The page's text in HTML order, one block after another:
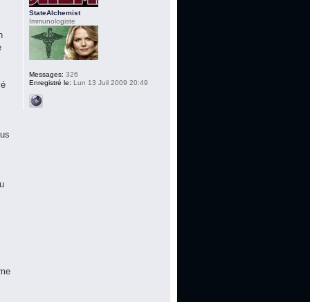
StateAlchemist
Immunologiste
Messages: 326
Enregistré le: Lun 13 Juil 2009 20:49